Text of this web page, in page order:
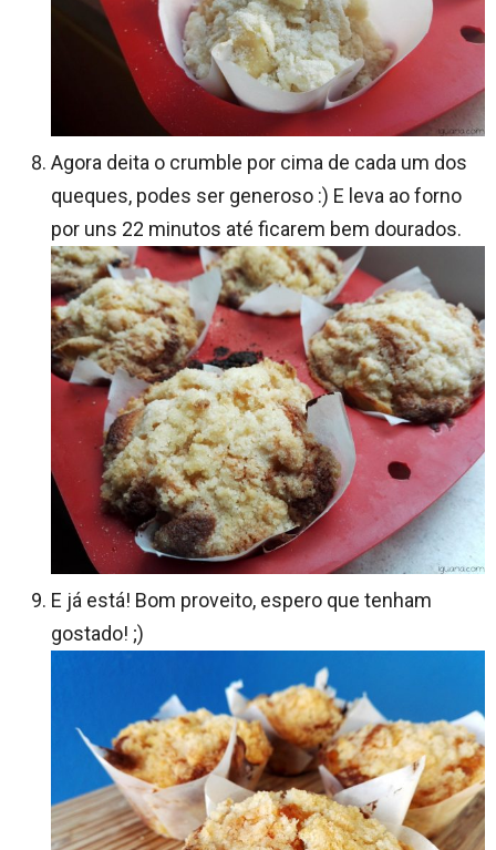
Agora deita o crumble por cima de cada um dos
queques, podes ser generoso :) E leva ao forno
por uns 22 minutos até ficarem bem dourados.
E já está! Bom proveito, espero que tenham
gostado! ;)